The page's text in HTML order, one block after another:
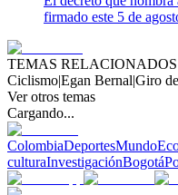
firmado este 5 de
TEMAS RELACIONADOS
Ciclismo|Egan Bernal|Giro
Ver otros temas
Cargando...
ColombiaDeportesMundo
culturaInvestigaciónBogotá